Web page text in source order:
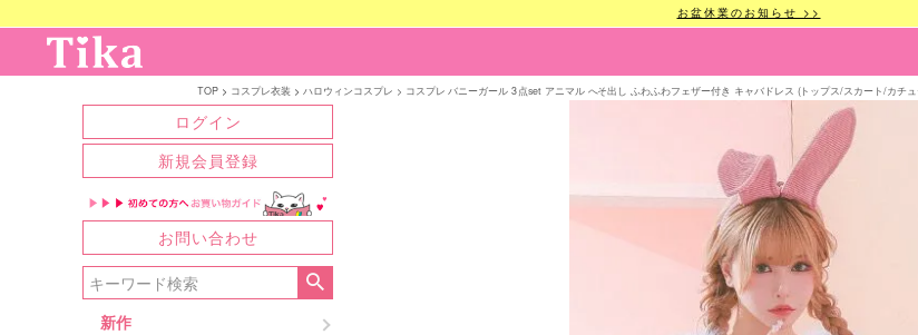
お盆休業のお知らせ >>
TOP コスプレ衣装 ハロウィンコスプレ コスプレ バニーガール 3点set アニマル へそ出し ふわふわフェザー付き キャバドレス (トップス/スカート/カチ
ログイン
新規会員登録
お問い合わせ
新作